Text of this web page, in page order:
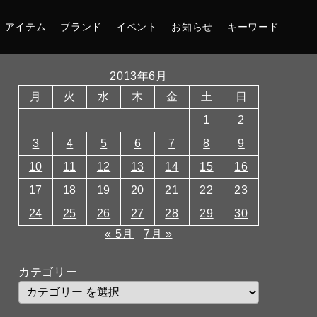
アイテム ブランド イベント お知らせ キーワード
2013年6月
月
火 水 木 金 土
日
1
2
3
4 5 6 7 8
9
10
11 12 13 14 15
16
17
18 19 20 21 22
23
24
25 26 27 28 29
30
« 5月
7月 »
カテゴリー